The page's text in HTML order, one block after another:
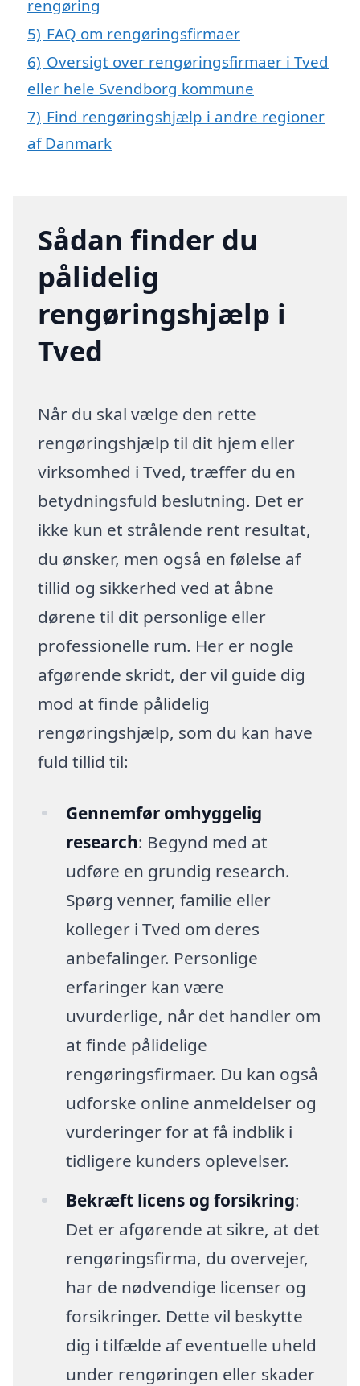
rengøring
5) FAQ om rengøringsfirmaer
6) Oversigt over rengøringsfirmaer i Tved
eller hele Svendborg kommune
7) Find rengøringshjælp i andre regioner
af Danmark
Sådan finder du
pålidelig
rengøringshjælp i
Tved
Når du skal vælge den rette
rengøringshjælp til dit hjem eller
virksomhed i Tved, træffer du en
betydningsfuld beslutning. Det er
ikke kun et strålende rent resultat,
du ønsker, men også en følelse af
tillid og sikkerhed ved at åbne
dørene til dit personlige eller
professionelle rum. Her er nogle
afgørende skridt, der vil guide dig
mod at finde pålidelig
rengøringshjælp, som du kan have
fuld tillid til:
Gennemfør omhyggelig
research: Begynd med at
udføre en grundig research.
Spørg venner, familie eller
kolleger i Tved om deres
anbefalinger. Personlige
erfaringer kan være
uvurderlige, når det handler om
at finde pålidelige
rengøringsfirmaer. Du kan også
udforske online anmeldelser og
vurderinger for at få indblik i
tidligere kunders oplevelser.
Bekræft licens og forsikring:
Det er afgørende at sikre, at det
rengøringsfirma, du overvejer,
har de nødvendige licenser og
forsikringer. Dette vil beskytte
dig i tilfælde af eventuelle uheld
under rengøringen eller skader